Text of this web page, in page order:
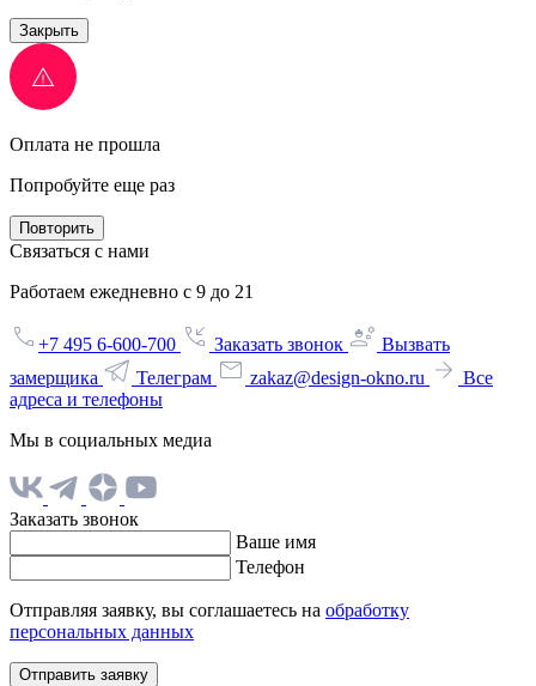
Закрыть
Оплата не прошла
Попробуйте еще раз
Повторить
Связаться с нами
Работаем ежедневно с 9 до 21
+7 495 6-600-700 Заказать звонок
Вызвать
замерщика
Телеграм zakaz@design-okno.ru
Все
адреса и телефоны
Мы в социальных медиа
Заказать звонок
Ваше имя
Телефон
Отправляя заявку, вы соглашаетесь на обработку
персональных данных
Отправить заявку